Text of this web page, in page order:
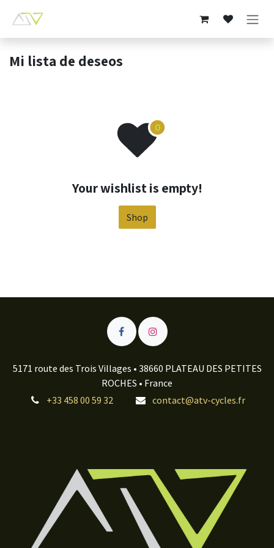
Mi lista de deseos
Your wishlist is empty!
Shop
5171 route des Trois Villages • 38660 PLATEAU DES PETITES
ROCHES • France
+33 458 00 59 32
contact@atv-cycles.fr